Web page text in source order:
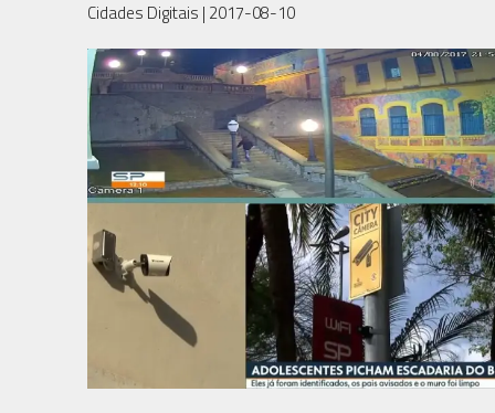
Cidades Digitais | 2017-08-10